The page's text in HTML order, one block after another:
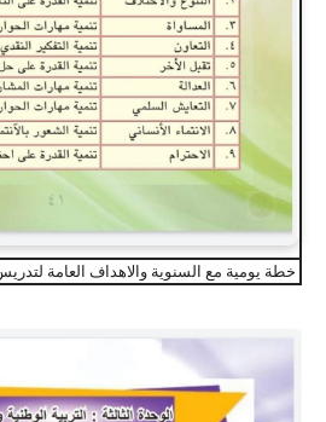
خطة يومية مع السنوية والاهداف العامة